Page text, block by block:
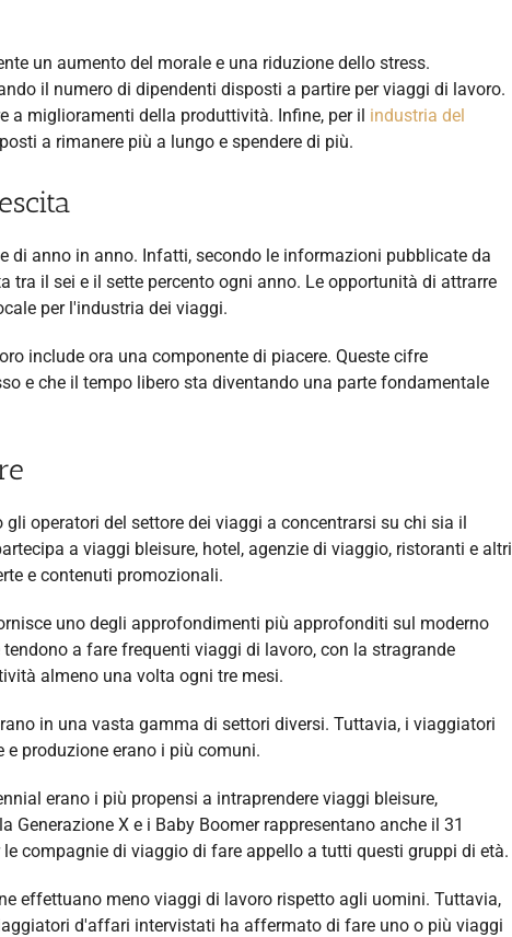
un aumento del morale e una riduzione dello stress.
il numero di dipendenti disposti a partire per viaggi di lavoro.
a miglioramenti della produttività. Infine, per il industria del
a rimanere più a lungo e spendere di più.
di anno in anno. Infatti, secondo le informazioni pubblicate da
tra il sei e il sette percento ogni anno. Le opportunità di attrarre
per l'industria dei viaggi.
include ora una componente di piacere. Queste cifre
e che il tempo libero sta diventando una parte fondamentale
operatori del settore dei viaggi a concentrarsi su chi sia il
a viaggi bleisure, hotel, agenzie di viaggio, ristoranti e altri
e contenuti promozionali.
uno degli approfondimenti più approfonditi sul moderno
a fare frequenti viaggi di lavoro, con la stragrande
almeno una volta ogni tre mesi.
in una vasta gamma di settori diversi. Tuttavia, i viaggiatori
produzione erano i più comuni.
erano i più propensi a intraprendere viaggi bleisure,
X e i Baby Boomer rappresentano anche il 31
compagnie di viaggio di fare appello a tutti questi gruppi di età.
effettuano meno viaggi di lavoro rispetto agli uomini. Tuttavia,
d'affari intervistati ha affermato di fare uno o più viaggi